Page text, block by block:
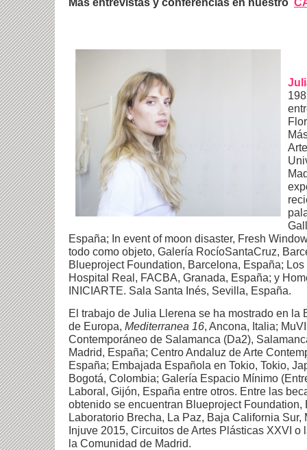
España; In event of moon disaster, Fresh
todo como objeto, Galería RocíoSantaCruz,
Blueproject Foundation, Barcelona, España;
Hospital Real, FACBA, Granada, España; y
INICIARTE. Sala Santa Inés, Sevilla, España.
El trabajo de Julia Llerena se ha mostrado en la
de Europa, Mediterranea 16, Ancona, Italia;
Contemporáneo de Salamanca (Da2),
Madrid, España; Centro Andaluz de Arte
España; Embajada Española en Tokio, Tokio,
Bogotá, Colombia; Galería Espacio Mínimo
Laboral, Gijón, España entre otros. Entre las
obtenido se encuentran Blueproject Foundation,
Laboratorio Brecha, La Paz, Baja California
Injuve 2015, Circuitos de Artes Plásticas XXVI o
la Comunidad de Madrid.